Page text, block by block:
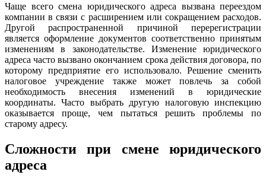
Чаще всего смена юридического адреса вызвана переездом
компании в связи с расширением или сокращением расходов.
Другой распространенной причиной перерегистрации
является оформление документов соответственно принятым
изменениям в законодательстве. Изменение юридического
адреса часто вызвано окончанием срока действия договора, по
которому предприятие его использовало. Решение сменить
налоговое учреждение также может повлечь за собой
необходимость внесения изменений в юридические
координаты. Часто выбрать другую налоговую инспекцию
оказывается проще, чем пытаться решить проблемы по
старому адресу.
Сложности при смене юридического
адреса